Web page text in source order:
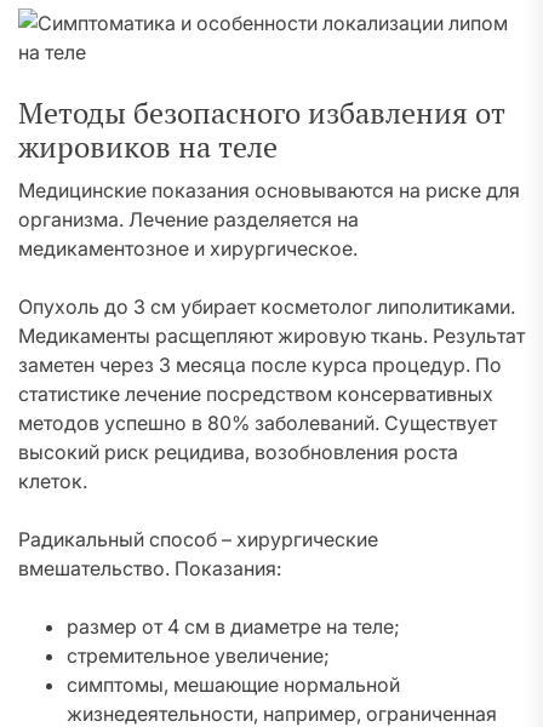
Методы безопасного избавления от
жировиков на теле
Медицинские показания основываются на риске для
организма. Лечение разделяется на
медикаментозное и хирургическое.
Опухоль до 3 см убирает косметолог липолитиками.
Медикаменты расщепляют жировую ткань. Результат
заметен через 3 месяца после курса процедур. По
статистике лечение посредством консервативных
методов успешно в 80% заболеваний. Существует
высокий риск рецидива, возобновления роста
клеток.
Радикальный способ – хирургические
вмешательство. Показания:
размер от 4 см в диаметре на теле;
стремительное увеличение;
симптомы, мешающие нормальной
жизнедеятельности, например, ограниченная